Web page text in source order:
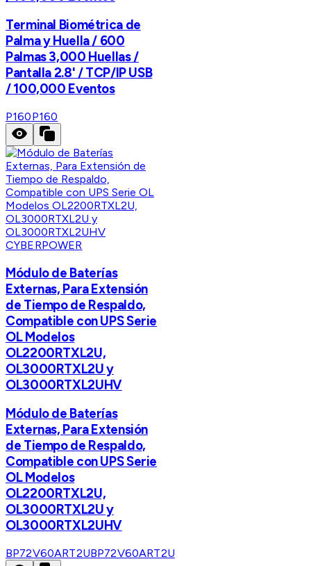
Terminal Biométrica de
Palma y Huella / 600
Palmas 3,000 Huellas /
Pantalla 2.8' / TCP/IP USB
/ 100,000 Eventos
P160P160
CYBERPOWER
Módulo de Baterías
Externas, Para Extensión
de Tiempo de Respaldo,
Compatible con UPS Serie
OL Modelos
OL2200RTXL2U,
OL3000RTXL2U y
OL3000RTXL2UHV
Módulo de Baterías
Externas, Para Extensión
de Tiempo de Respaldo,
Compatible con UPS Serie
OL Modelos
OL2200RTXL2U,
OL3000RTXL2U y
OL3000RTXL2UHV
BP72V60ART2UBP72V60ART2U